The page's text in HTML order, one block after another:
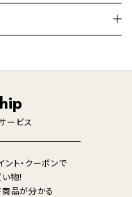
掃除機
生活家電
デスクライト
ービス
ント・クーポンで
物！
商品が分かる